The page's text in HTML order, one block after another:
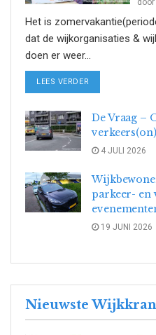
Het is
dat de wijkorganisaties &
doen er weer...
LEES VERDER
De Vraag –
4 JULI 2026
parkeer- en
19 JUNI 2026
Nieuwste